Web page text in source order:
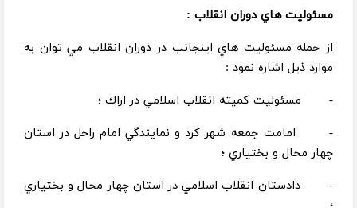
مسئوليت هاي دوران انقلاب :
از جمله مسئوليت هاي اينجانب در دوران انقلاب مي توان به
موارد ذيل اشاره نمود :‌
- مسئوليت كميته انقلاب اسلامي در اراك ؛
- امامت جمعه شهر كرد و نمايندگي امام راحل در استان
چهار محال و بختياري ؛
- دادستان انقلاب اسلامي در استان چهار محال و بختياري